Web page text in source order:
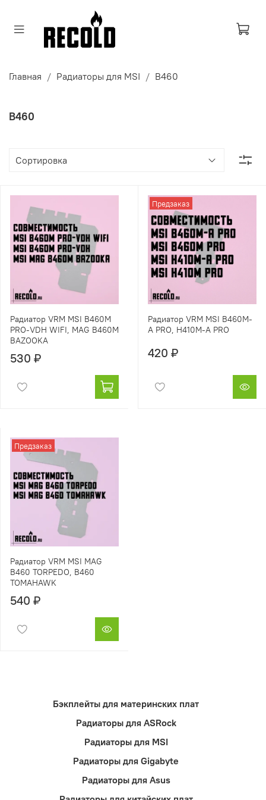
Главная Радиаторы для MSI B460
B460
Радиатор VRM MSI B460M
PRO-VDH WIFI, MAG B460M
BAZOOKA
530 ₽
Предзаказ
Радиатор VRM MSI B460M-
A PRO, H410M-A PRO
420 ₽
Предзаказ
Радиатор VRM MSI MAG
B460 TORPEDO, B460
TOMAHAWK
540 ₽
Бэкплейты для материнских плат
Радиаторы для ASRock
Радиаторы для MSI
Радиаторы для Gigabyte
Радиаторы для Asus